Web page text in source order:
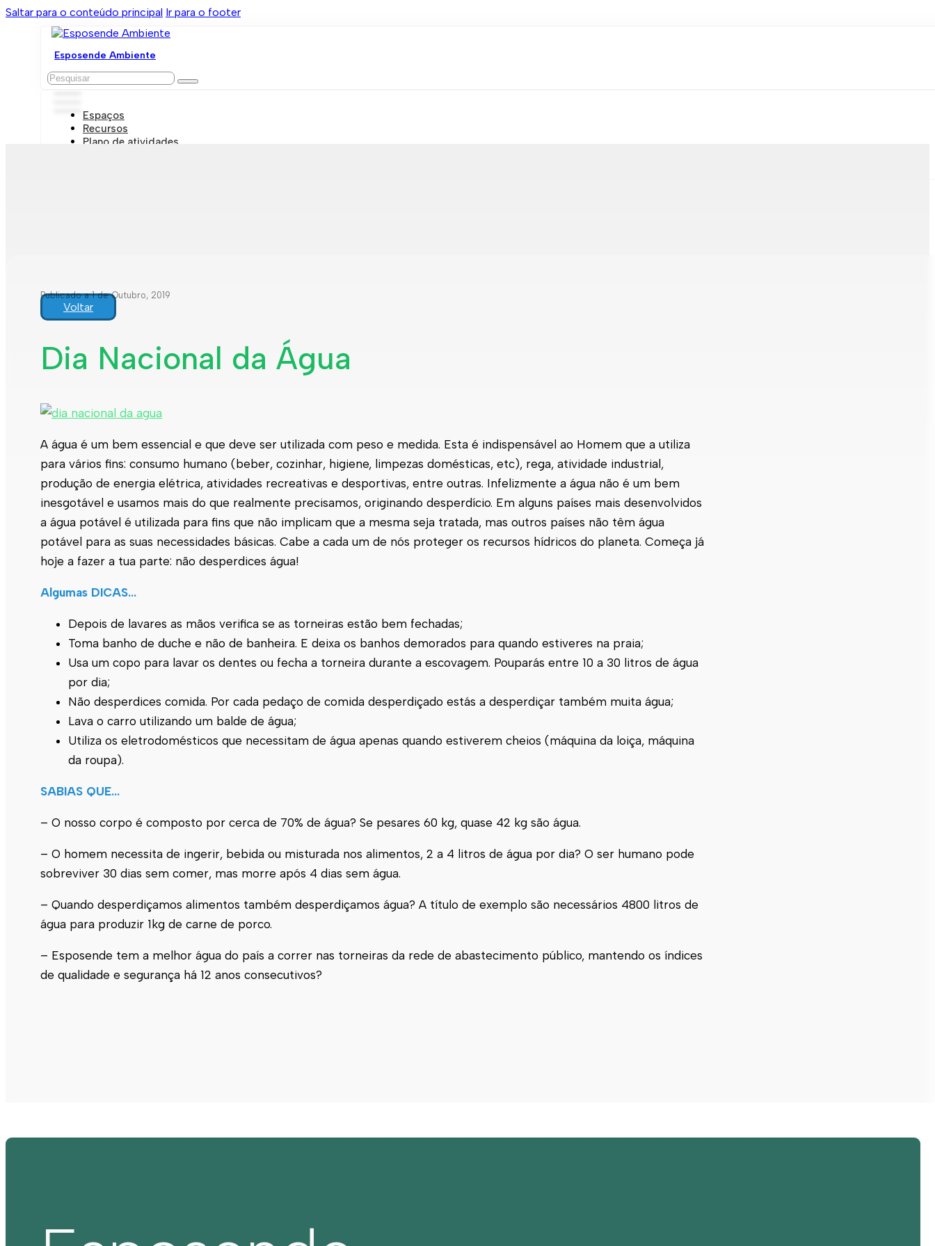
Saltar para o conteúdo principal Ir para o footer
Esposende Ambiente
Pesquisar
Espaços
Recursos
Plano de atividades
Publicado a 1 de Outubro, 2019
Voltar
Dia Nacional da Água
A água é um bem essencial e que deve ser utilizada com peso e medida. Esta é indispensável ao Homem que a utiliza
para vários fins: consumo humano (beber, cozinhar, higiene, limpezas domésticas, etc), rega, atividade industrial,
produção de energia elétrica, atividades recreativas e desportivas, entre outras. Infelizmente a água não é um bem
inesgotável e usamos mais do que realmente precisamos, originando desperdício. Em alguns países mais desenvolvidos
a água potável é utilizada para fins que não implicam que a mesma seja tratada, mas outros países não têm água
potável para as suas necessidades básicas. Cabe a cada um de nós proteger os recursos hídricos do planeta. Começa já
hoje a fazer a tua parte: não desperdices água!
Algumas DICAS…
Depois de lavares as mãos verifica se as torneiras estão bem fechadas;
Toma banho de duche e não de banheira. E deixa os banhos demorados para quando estiveres na praia;
Usa um copo para lavar os dentes ou fecha a torneira durante a escovagem. Pouparás entre 10 a 30 litros de água
por dia;
Não desperdices comida. Por cada pedaço de comida desperdiçado estás a desperdiçar também muita água;
Lava o carro utilizando um balde de água;
Utiliza os eletrodomésticos que necessitam de água apenas quando estiverem cheios (máquina da loiça, máquina
da roupa).
SABIAS QUE…
– O nosso corpo é composto por cerca de 70% de água? Se pesares 60 kg, quase 42 kg são água.
– O homem necessita de ingerir, bebida ou misturada nos alimentos, 2 a 4 litros de água por dia? O ser humano pode
sobreviver 30 dias sem comer, mas morre após 4 dias sem água.
– Quando desperdiçamos alimentos também desperdiçamos água? A título de exemplo são necessários 4800 litros de
água para produzir 1kg de carne de porco.
– Esposende tem a melhor água do país a correr nas torneiras da rede de abastecimento público, mantendo os índices
de qualidade e segurança há 12 anos consecutivos?